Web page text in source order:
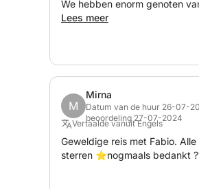
We hebben enorm genoten
Lees meer
M
Mirna
Datum van de huur 26-07-
beoordeling 27-07-2024
Vertaalde vanuit Engels
Geweldige reis met Fabio.
sterren ⭐️nogmaals bedankt